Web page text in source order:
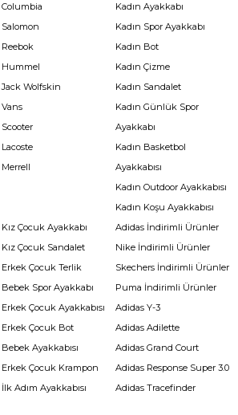
Columbia
Salomon
Reebok
Hummel
Jack Wolfskin
Vans
Scooter
Lacoste
Merrell
Kadın Ayakkabı
Kadın Spor Ayakkabı
Kadın Bot
Kadın Çizme
Kadın Sandalet
Kadın Günlük Spor
Ayakkabı
Kadın Basketbol
Ayakkabısı
Kadın Outdoor Ayakkabısı
Kadın Koşu Ayakkabısı
Kız Çocuk Ayakkabı
Kız Çocuk Sandalet
Erkek Çocuk Terlik
Bebek Spor Ayakkabı
Erkek Çocuk Ayakkabısı
Erkek Çocuk Bot
Bebek Ayakkabısı
Erkek Çocuk Krampon
İlk Adım Ayakkabısı
Adidas İndirimli Ürünler
Nike İndirimli Ürünler
Skechers İndirimli Ürünler
Puma İndirimli Ürünler
Adidas Y-3
Adidas Adilette
Adidas Grand Court
Adidas Response Super 3.0
Adidas Tracefinder